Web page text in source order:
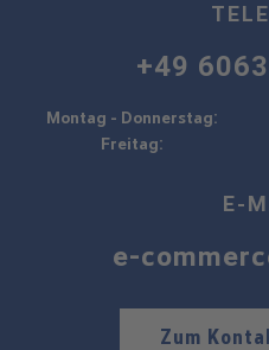
+49
Montag - Donnerstag:
Freitag:
E-
e-
Zum